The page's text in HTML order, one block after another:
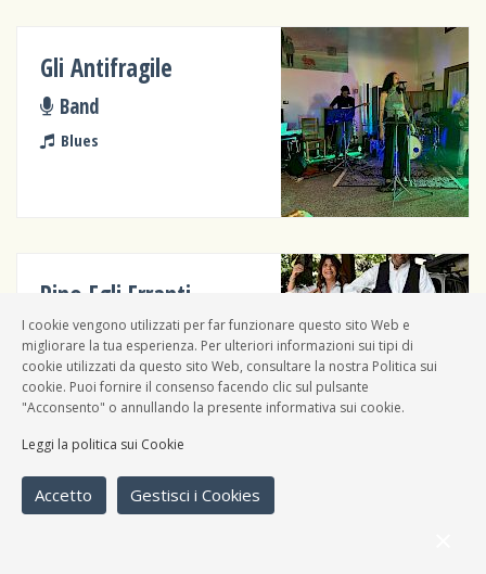
Gli Antifragile
Band
Blues
Pino Egli Erranti
Band
Blues, Cantautori, Folk,
Country
Noisy Brocks
I cookie vengono utilizzati per far funzionare questo sito Web e
migliorare la tua esperienza. Per ulteriori informazioni sui tipi di
cookie utilizzati da questo sito Web, consultare la nostra Politica sui
cookie. Puoi fornire il consenso facendo clic sul pulsante
"Acconsento" o annullando la presente informativa sui cookie.
Leggi la politica sui Cookie
Accetto Gestisci i Cookies